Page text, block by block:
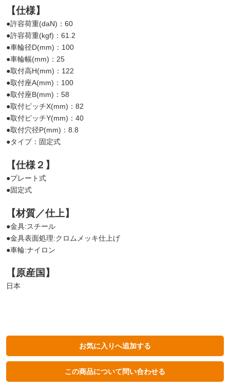
【仕様】
●許容荷重(daN)：60
●許容荷重(kgf)：61.2
●車輪径D(mm)：100
●車輪幅(mm)：25
●取付高H(mm)：122
●取付座A(mm)：100
●取付座B(mm)：58
●取付ピッチX(mm)：82
●取付ピッチY(mm)：40
●取付穴径P(mm)：8.8
●タイプ：固定式
【仕様２】
●プレート式
●固定式
【材質／仕上】
●金具:スチール
●金具表面処理:クロムメッキ仕上げ
●車輪:ナイロン
【原産国】
日本